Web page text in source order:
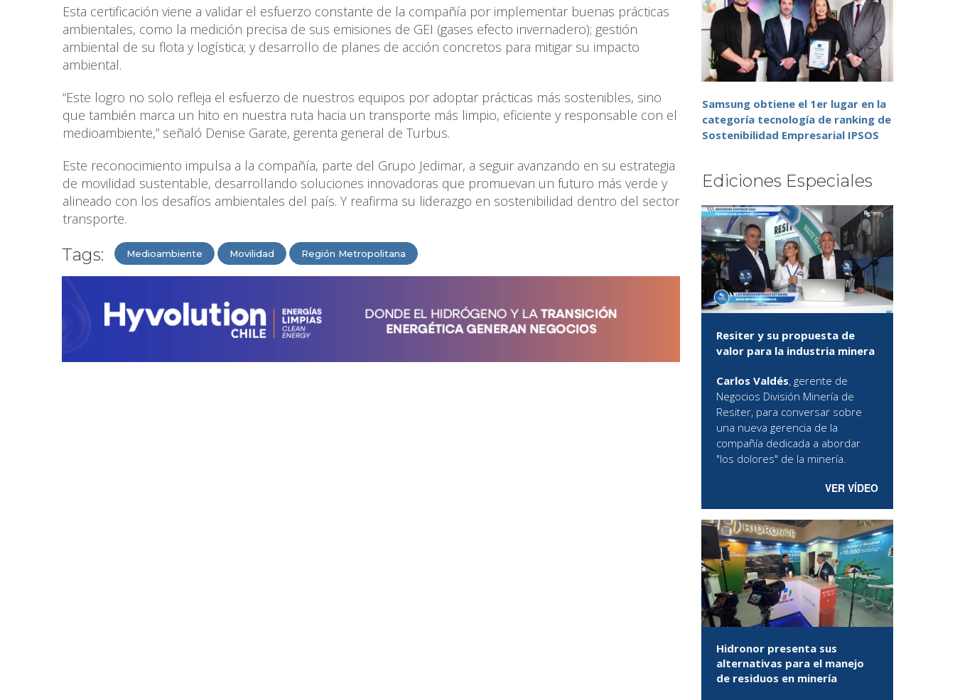
Esta certificación viene a validar el esfuerzo constante de la compañía por implementar buenas prácticas
ambientales, como la medición precisa de sus emisiones de GEI (gases efecto invernadero); gestión
ambiental de su flota y logística; y desarrollo de planes de acción concretos para mitigar su impacto
ambiental.
“Este logro no solo refleja el esfuerzo de nuestros equipos por adoptar prácticas más sostenibles, sino
que también marca un hito en nuestra ruta hacia un transporte más limpio, eficiente y responsable con el
medioambiente,” señaló Denise Garate, gerenta general de Turbus.
Este reconocimiento impulsa a la compañía, parte del Grupo Jedimar, a seguir avanzando en su estrategia
de movilidad sustentable, desarrollando soluciones innovadoras que promuevan un futuro más verde y
alineado con los desafíos ambientales del país. Y reafirma su liderazgo en sostenibilidad dentro del sector
transporte.
Tags: Medioambiente Movilidad Región Metropolitana
Samsung obtiene el 1er lugar en la
categoría tecnología de ranking de
Sostenibilidad Empresarial IPSOS
Ediciones Especiales
Resiter y su propuesta de
valor para la industria minera
Carlos Valdés, gerente de
Negocios División Minería de
Resiter, para conversar sobre
una nueva gerencia de la
compañía dedicada a abordar
"los dolores" de la minería.
VER VÍDEO
Hidronor presenta sus
alternativas para el manejo
de residuos en minería